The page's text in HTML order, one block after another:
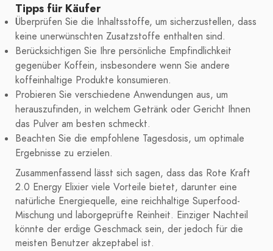
Tipps für Käufer
Überprüfen Sie die Inhaltsstoffe, um sicherzustellen, dass
keine unerwünschten Zusatzstoffe enthalten sind.
Berücksichtigen Sie Ihre persönliche Empfindlichkeit
gegenüber Koffein, insbesondere wenn Sie andere
koffeinhaltige Produkte konsumieren.
Probieren Sie verschiedene Anwendungen aus, um
herauszufinden, in welchem Getränk oder Gericht Ihnen
das Pulver am besten schmeckt.
Beachten Sie die empfohlene Tagesdosis, um optimale
Ergebnisse zu erzielen.
Zusammenfassend lässt sich sagen, dass das Rote Kraft
2.0 Energy Elixier viele Vorteile bietet, darunter eine
natürliche Energiequelle, eine reichhaltige Superfood-
Mischung und laborgeprüfte Reinheit. Einziger Nachteil
könnte der erdige Geschmack sein, der jedoch für die
meisten Benutzer akzeptabel ist.